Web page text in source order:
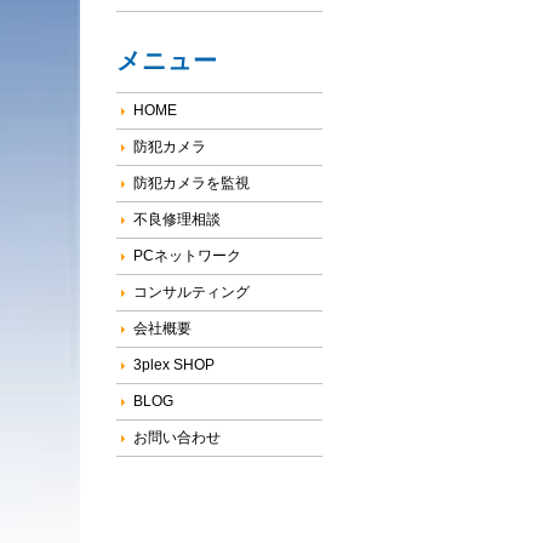
メニュー
HOME
防犯カメラ
防犯カメラを監視
不良修理相談
PCネットワーク
コンサルティング
会社概要
3plex SHOP
BLOG
お問い合わせ